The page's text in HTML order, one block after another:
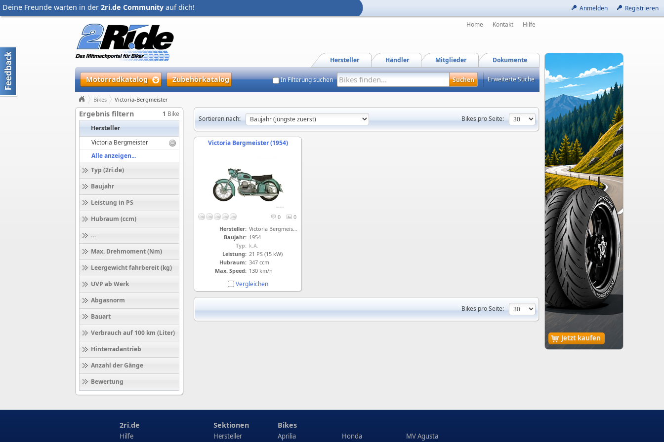
Anmelden Registrieren
Deine Freunde warten in der 2ri.de Community auf dich!
Jetzt kaufen
Home Kontakt Hilfe
Dokumente
Mitglieder
Händler
Hersteller
Motorradkatalog Zubehörkatalog Erweiterte Suche
In Filterung suchen
Bikes Victoria-Bergmeister
Ergebnis filtern 1 Bike
Hersteller
Victoria Bergmeister
Alle anzeigen...
Typ (2ri.de)
Baujahr
Leistung in PS
Hubraum (ccm)
Höchstgeschwindigkeit (km/h)
Max. Drehmoment (Nm)
Leergewicht fahrbereit (kg)
UVP ab Werk
Abgasnorm
Bauart
Verbrauch auf 100 km (Liter)
Hinterradantrieb
Anzahl der Gänge
Bewertung
Bikes pro Seite:
Sortieren nach:
Victoria Bergmeister (1954)
0
0
Hersteller:
Victoria Bergmeister
Baujahr: 1954
Typ: k.A.
Leistung: 21 PS (15 kW)
Hubraum: 347 ccm
Max. Speed: 130 km/h
Vergleichen
Bikes pro Seite:
2ri.de
Hilfe
Sektionen
Hersteller
Bikes
Aprilia
Honda
MV Agusta